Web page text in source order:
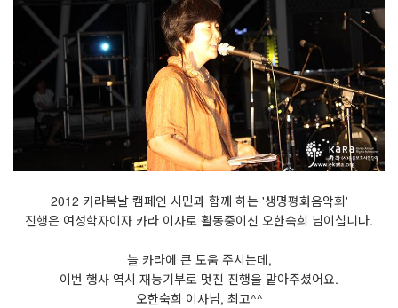
2012 카라복날 캠페인 시민과 함께 하는 '생명평화음악회'
진행은 여성학자이자 카라 이사로 활동중이신 오한숙희 님이십니다.
늘 카라에 큰 도움 주시는데,
이번 행사 역시 재능기부로 멋진 진행을 맡아주셨어요.
오한숙희 이사님, 최고^^